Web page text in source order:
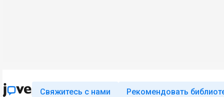
Свяжитесь с нами Рекомендовать